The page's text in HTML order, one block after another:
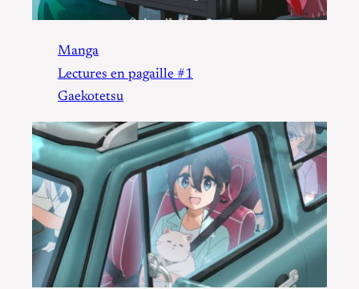
Manga
Lectures en pagaille #1
Gaekotetsu